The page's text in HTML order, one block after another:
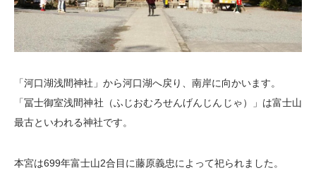
「河口湖浅間神社」から河口湖へ戻り、南岸に向かいます。
「冨士御室浅間神社（ふじおむろせんげんじんじゃ）」は富士山
最古といわれる神社です。
本宮は699年富士山2合目に藤原義忠によって祀られました。